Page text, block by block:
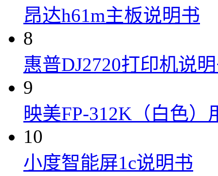
昂达h61m主板说明书
8
惠普DJ2720打印机说
9
映美FP-312K（白色）
10
小度智能屏1c说明书